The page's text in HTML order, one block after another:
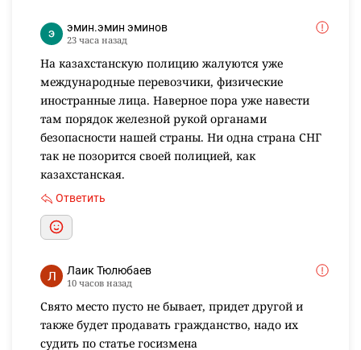
эмин.эмин эминов
23 часа назад
На казахстанскую полицию жалуются уже
международные перевозчики, физические
иностранные лица. Наверное пора уже навести
там порядок железной рукой органами
безопасности нашей страны. Ни одна страна СНГ
так не позорится своей полицией, как
казахстанская.
Ответить
Лаик Тюлюбаев
10 часов назад
Свято место пусто не бывает, придет другой и
также будет продавать гражданство, надо их
судить по статье госизмена